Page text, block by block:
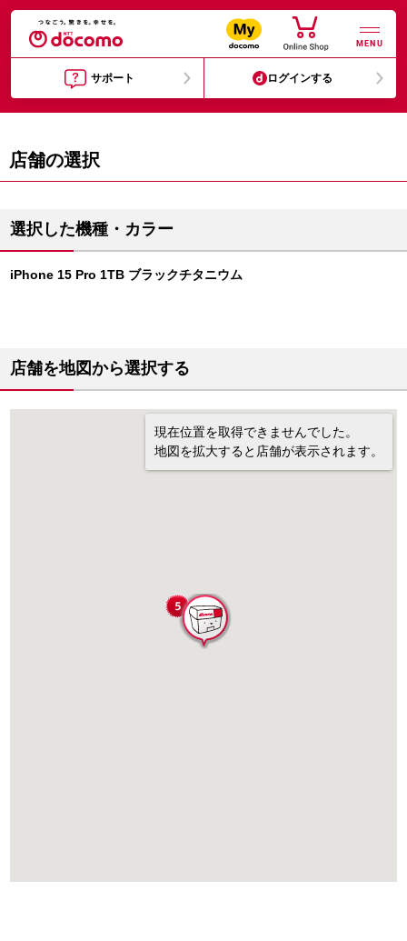
MENU
サポート ログインする
店舗の選択
選択した機種・カラー
iPhone 15 Pro 1TB ブラックチタニウム
店舗を地図から選択する
現在位置を取得できませんでした。
地図を拡大すると店舗が表示されます。